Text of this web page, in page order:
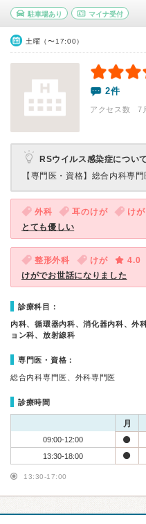
駐車場あり マイナ受付
土曜（〜17:00）
2件
アクセス数 7
RSウイルス感染症について
【専門医・資格】 総合内科専門
外科 耳のけが けが
とても優しい
整形外科 けが
4.0
けがでお世話になりました
診療科目：
内科、循環器内科、消化器内科、外
ョン科、放射線科
専門医・資格：
総合内科専門医、外科専門医
診療時間
月
09:00-12:00
13:30-18:00
13:30-17:00